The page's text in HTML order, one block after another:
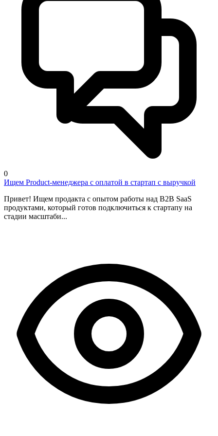
0
Ищем Product-менеджера с оплатой в стартап с выручкой
Привет! Ищем продакта с опытом работы над B2B SaaS
продуктами, который готов подключиться к стартапу на
стадии масштаби...